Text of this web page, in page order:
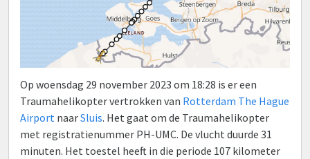
Op woensdag 29 november 2023 om 18:28 is er een
Traumahelikopter vertrokken van Rotterdam The Hague
Airport naarSluis. Het gaat om de Traumahelikopter
met registratienummer PH-UMC. De vlucht duurde 31
minuten. Het toestel heeft in die periode 107 kilometer